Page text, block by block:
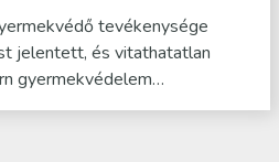
tevékenysége
jelentett, és vitathatatlan
gyermekvédelem…